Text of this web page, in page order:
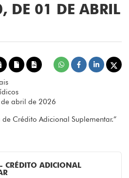
DE 01 DE ABRIL
abril de 2026
Crédito Adicional Suplementar.”
CRÉDITO ADICIONAL